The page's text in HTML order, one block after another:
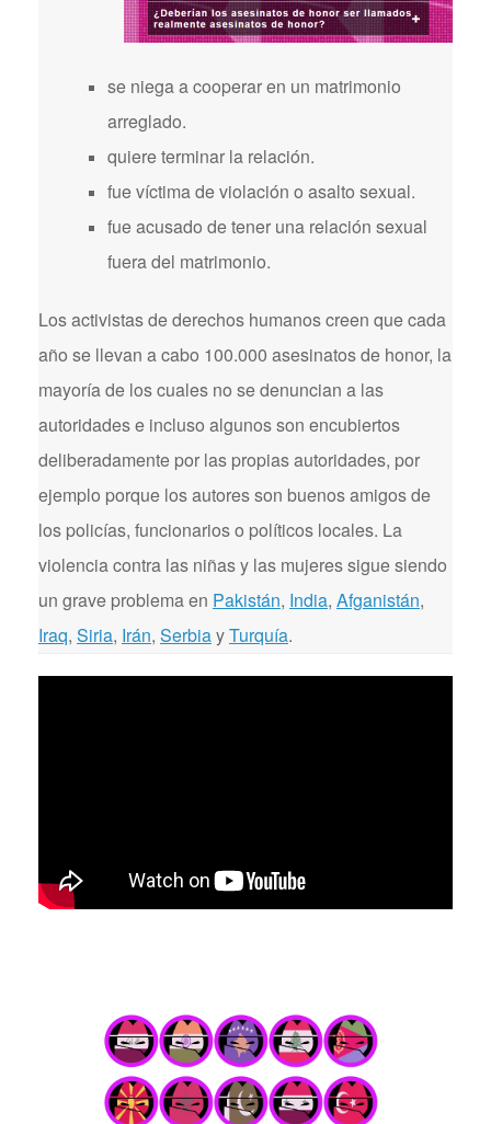
se niega a cooperar en un matrimonio
arreglado.
quiere terminar la relación.
fue víctima de violación o asalto sexual.
fue acusado de tener una relación sexual
fuera del matrimonio.
Los activistas de derechos humanos creen que cada
año se llevan a cabo 100.000 asesinatos de honor, la
mayoría de los cuales no se denuncian a las
autoridades e incluso algunos son encubiertos
deliberadamente por las propias autoridades, por
ejemplo porque los autores son buenos amigos de
los policías, funcionarios o políticos locales. La
violencia contra las niñas y las mujeres sigue siendo
un grave problema en Pakistán, India, Afganistán,
Iraq, Siria, Irán, SerbiayTurquía.